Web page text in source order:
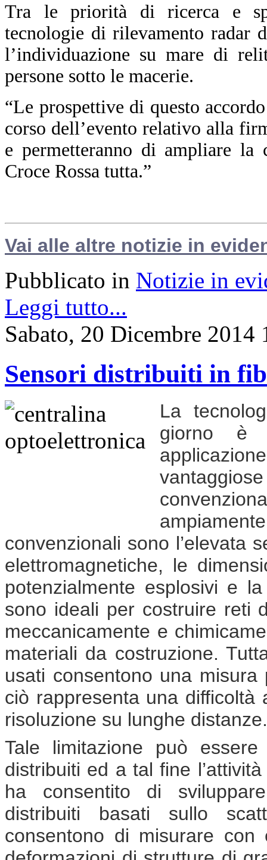
Tra le priorità di ricerca e
tecnologie di rilevamento radar
l’individuazione su mare di
persone sotto le macerie.
“Le prospettive di questo
corso dell’evento relativo alla
e permetteranno di ampliare la
Croce Rossa tutta.”
Vai alle altre notizie in
Pubblicato in Notizie in
Leggi tutto...
Sabato, 20 Dicembre 2014
Sensori distribuiti in
La
giorno è
convenzionali sono l’elevata
elettromagnetiche, le
potenzialmente esplosivi e
sono ideali per costruire reti
meccanicamente e
materiali da costruzione.
usati consentono una misura
ciò rappresenta una difficoltà
risoluzione su lunghe distanze.
Tale limitazione può
distribuiti ed a tal fine
ha consentito di
distribuiti basati sullo
consentono di misurare con